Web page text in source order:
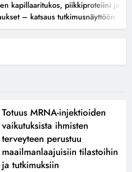
kapillaaritukos, piikkiproteiini ja
– katsaus tutkimusnäyttöön
Totuus MRNA-injektioiden
vaikutuksista ihmisten
terveyteen perustuu
maailmanlaajuisiin tilastoihin
ja tutkimuksiin